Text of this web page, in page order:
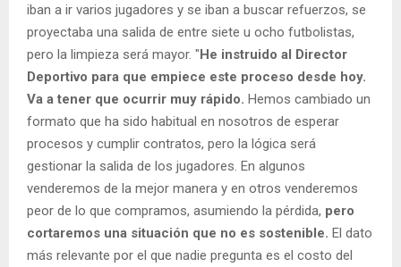
iban a ir varios jugadores y se iban a buscar refuerzos, se
proyectaba una salida de entre siete u ocho futbolistas,
pero la limpieza será mayor. "He instruido al Director
Deportivo para que empiece este proceso desde hoy.
Va a tener que ocurrir muy rápido. Hemos cambiado un
formato que ha sido habitual en nosotros de esperar
procesos y cumplir contratos, pero la lógica será
gestionar la salida de los jugadores. En algunos
venderemos de la mejor manera y en otros venderemos
peor de lo que compramos, asumiendo la pérdida, pero
cortaremos una situación que no es sostenible. El dato
más relevante por el que nadie pregunta es el costo del